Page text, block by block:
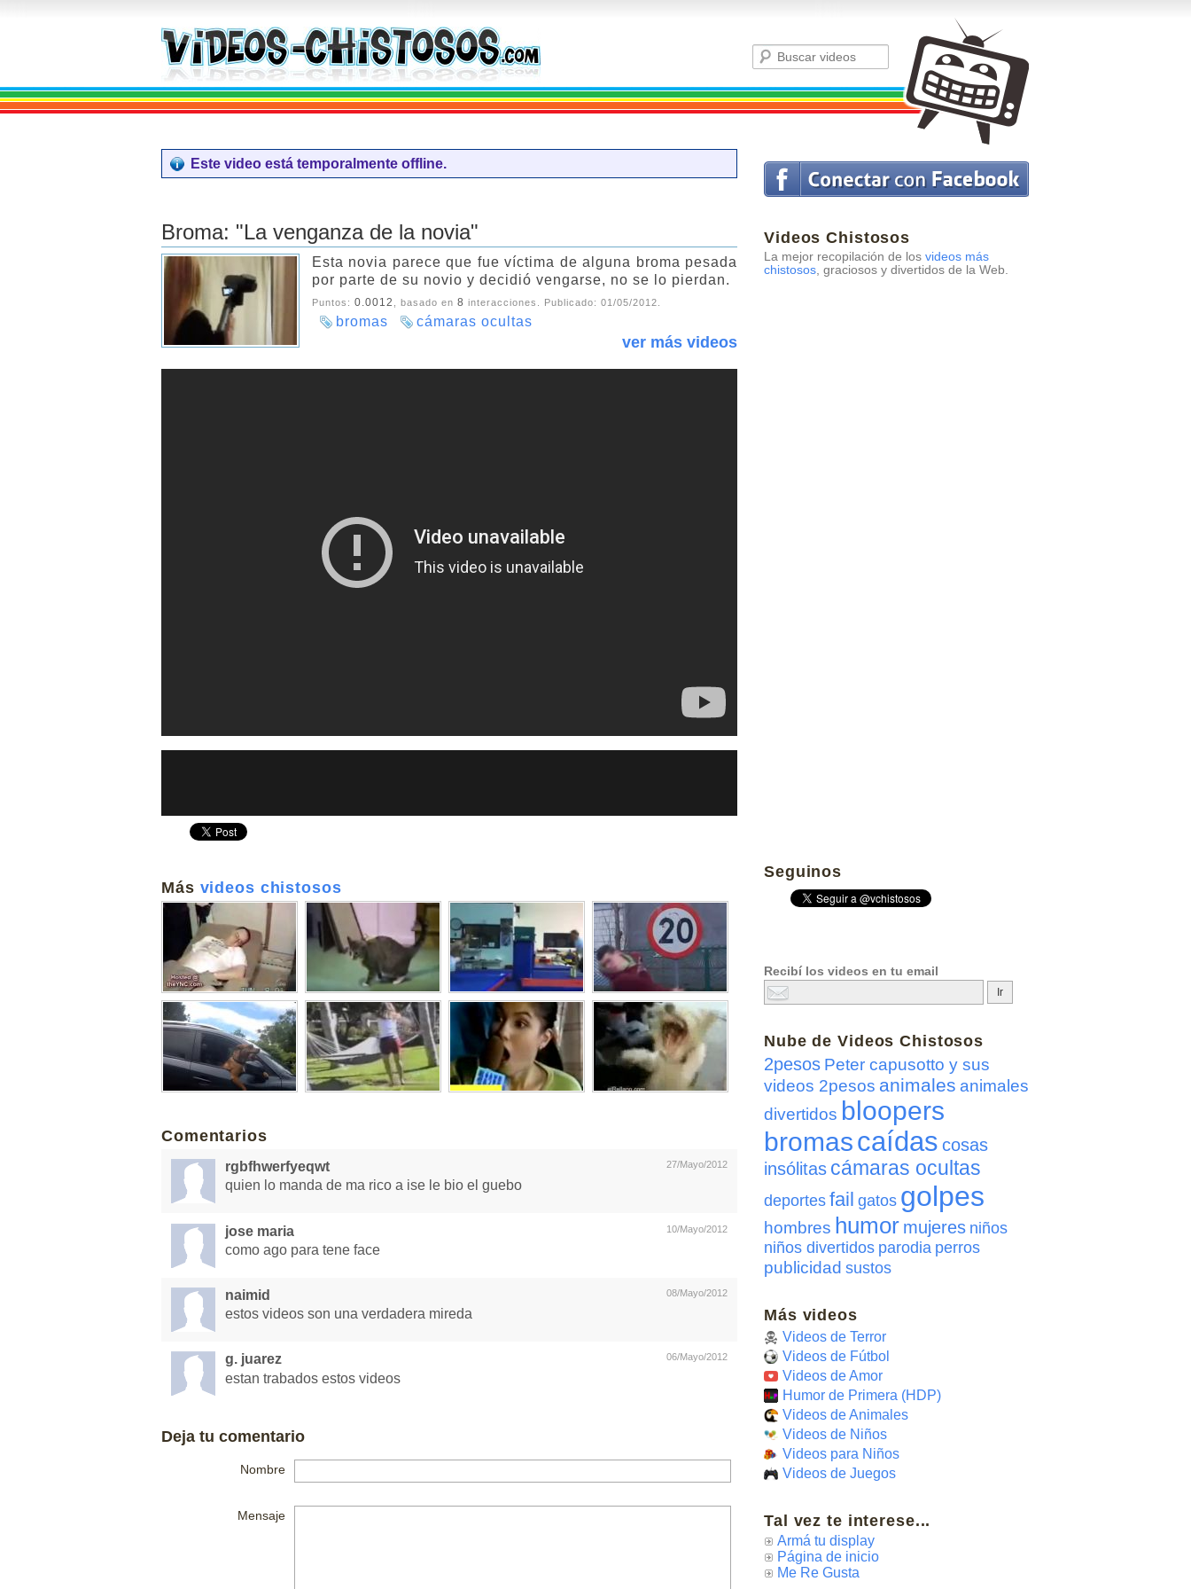
Videos Chistosos
La mejor recopilación de los videos más
chistosos, graciosos y divertidos de la Web.
Este video está temporalmente offline.
Broma: "La venganza de la novia"
Esta novia parece que fue víctima de alguna broma pesada
por parte de su novio y decidió vengarse, no se lo pierdan.
Puntos: 0.0012 , basado en 8 interacciones. Publicado: 01/05/2012
bromas cámaras ocultas
ver más videos
Más videos chistosos
Comentarios
27/Mayo/2012
rgbfhwerfyeqwt
quien lo manda de ma rico a ise le bio el guebo
10/Mayo/2012
jose maria
como ago para tene face
08/Mayo/2012
naimid
estos videos son una verdadera mireda
06/Mayo/2012
g. juarez
estan trabados estos videos
Deja tu comentario
Nombre
Mensaje
Seguinos
Recibí los videos en tu email
Nube deVideos Chistosos
2pesos Peter capusotto y sus
videos 2pesos animales animales
divertidos bloopers
bromascaídas cosas
insólitas cámaras ocultas
deportes fail gatos golpes
hombres humor mujeres niños
niños divertidos parodia perros
publicidad sustos
Más videos
Videos de Terror
Videos de Fútbol
Videos de Amor
Humor de Primera (HDP)
Videos de Animales
Videos de Niños
Videos para Niños
Videos de Juegos
Tal vez te interese...
Armá tu display
Página de inicio
Me Re Gusta